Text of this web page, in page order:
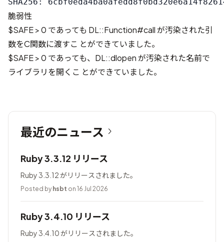
脆弱性
$SAFE > 0 であっても DL::Function#call が汚染された引
数をC関数に渡すこ とができていました。
$SAFE > 0 であっても、DL::dlopen が汚染された名前で
ライブラリを開くこ とができていました。
最近のニュース
Ruby 3.3.12 リリース
Ruby 3.3.12 がリリースされました。
Posted by hsbt on 16 Jul 2026
Ruby 3.4.10 リリース
Ruby 3.4.10 がリリースされました。